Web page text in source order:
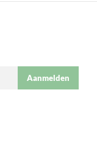
Aanmelden